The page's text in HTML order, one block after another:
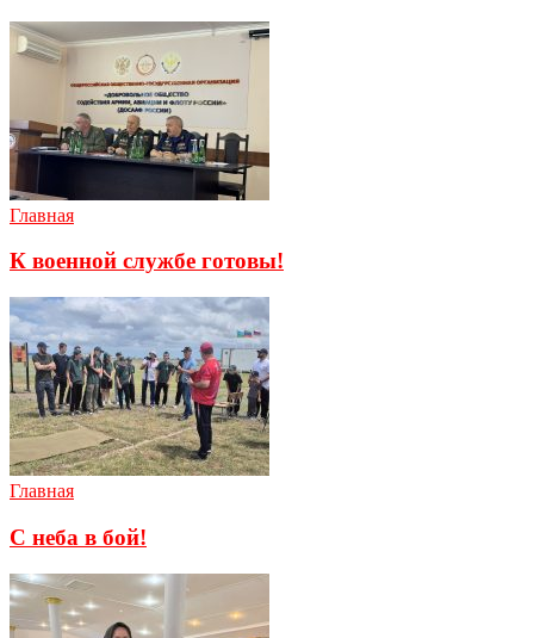
Главная
К военной службе готовы!
Главная
С неба в бой!